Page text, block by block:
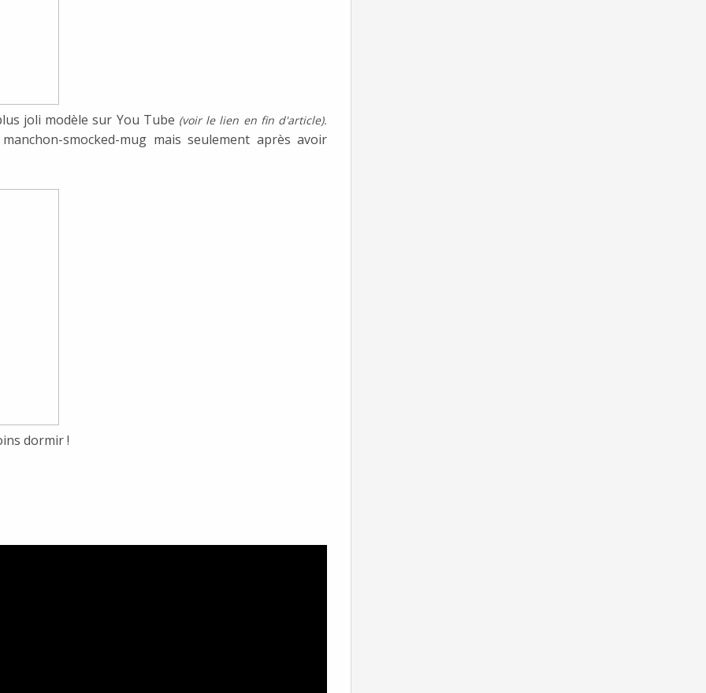
joli modèle sur You Tube (voir le lien en fin d'article).
smocked-mug mais seulement après avoir
dormir !